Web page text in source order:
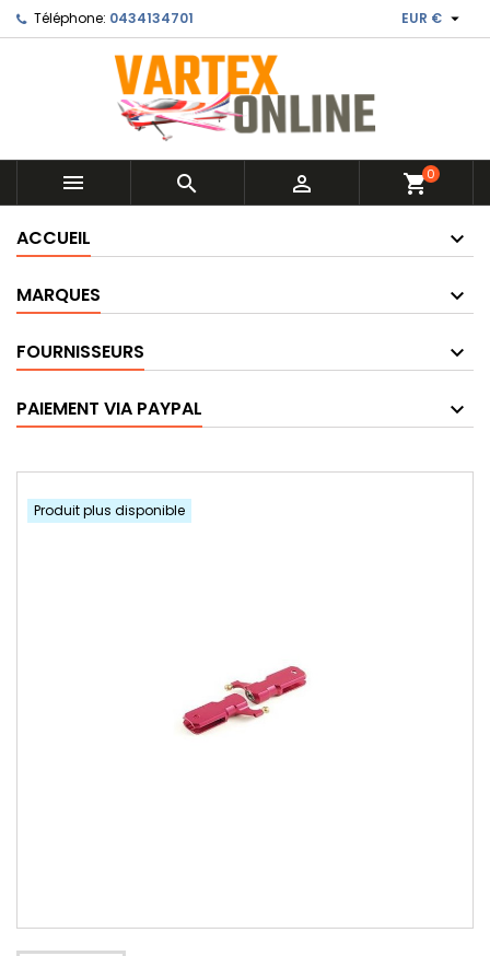
Téléphone: 0434134701 EUR € 
   shopping_cart0
ACCUEIL
MARQUES
FOURNISSEURS
PAIEMENT VIA PAYPAL
Produit plus disponible